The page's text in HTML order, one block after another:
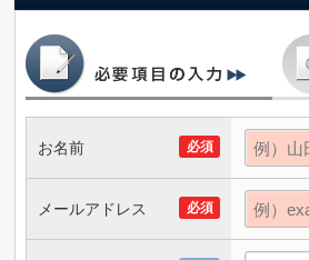
必須
お名前
必須
メールアドレス